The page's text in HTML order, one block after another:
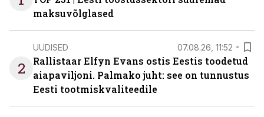
maksuvõlglased
2
UUDISED 07.08.26, 11:52
Rallistaar Elfyn Evans ostis Eestis toodetud
aiapaviljoni. Palmako juht: see on tunnustus
Eesti tootmiskvaliteedile